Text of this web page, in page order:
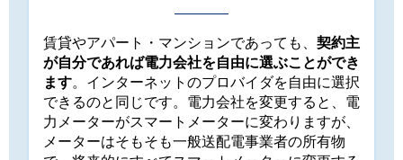
賃貸やアパート・マンションであっても、 契約主
が自分であれば電力会社を自由に選ぶことができ
ます。インターネットのプロバイダを自由に選択
できるのと同じです。電力会社を変更すると、電
力メーターがスマートメーターに変わりますが、
メーターはそもそも一般送配電事業者の所有物